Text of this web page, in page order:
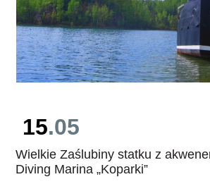
15.05
Wielkie Zaślubiny statku z
Diving Marina „Koparki”